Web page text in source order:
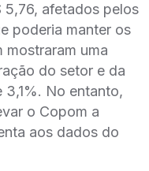
5,76, afetados pelos
poderia manter os
mostraram uma
do setor e da
No entanto,
o Copom a
aos dados do